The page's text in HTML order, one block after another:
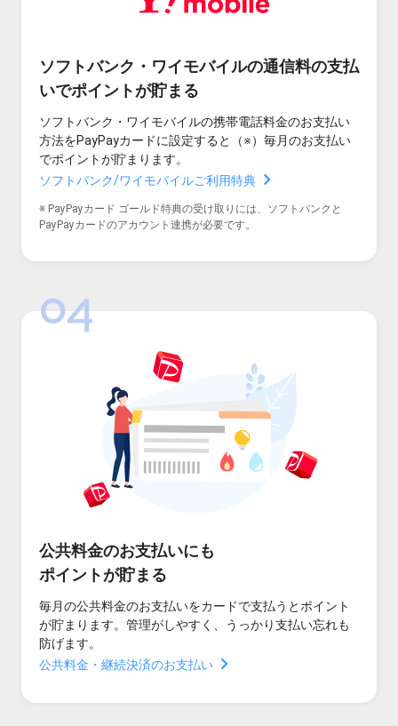
ソフトバンク・ワイモバイルの通信料の支払
いでポイントが貯まる
ソフトバンク・ワイモバイルの携帯電話料金のお支払い
方法をPayPayカードに設定すると（※）毎月のお支払い
でポイントが貯まります。
ソフトバンク/ワイモバイルご利用特典
※ PayPayカード ゴールド特典の受け取りには、ソフトバンクと
PayPayカードのアカウント連携が必要です。
公共料金のお支払いにも
ポイントが貯まる
毎月の公共料金のお支払いをカードで支払うとポイント
が貯まります。管理がしやすく、うっかり支払い忘れも
防げます。
公共料金・継続決済のお支払い